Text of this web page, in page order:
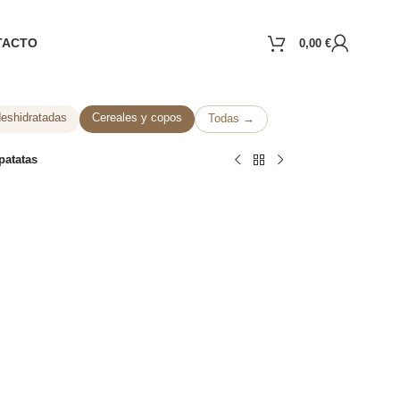
0,00 €
Cereales y copos Todas →